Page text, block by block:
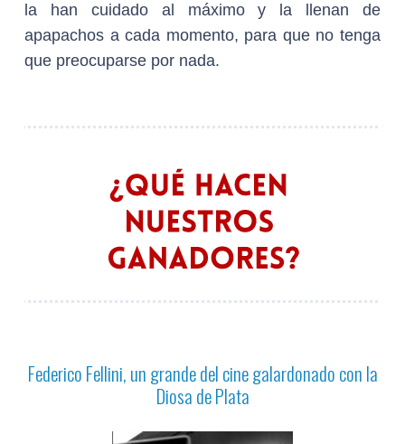
la han cuidado al máximo y la llenan de
apapachos a cada momento, para que no tenga
que preocuparse por nada.
Federico Fellini, un grande del cine galardonado con la
Diosa de Plata